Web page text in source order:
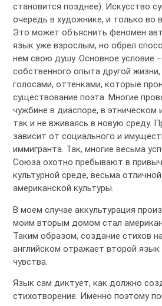
становится позднее). Искусство
очередь в художнике, и только во
Это может объяснить феномен
язык уже взрослым, но обрел
нем свою душу. Основное условие
собственного опыта другой жизни,
голосами, оттенками, которые
существование поэта. Многие
чужбине в диаспоре, в этническом
так и не вживаясь в новую среду.
зависит от социального и
иммигранта. Так, многие весьма
Союза охотно пребывают в
культурной среде, весьма
американской культуры.
В моем случае аккультурация
моим вторым домом стал
Таким образом, создание стихов
английском отражает второй язык
чувства.
Язык сам диктует, как должно
стихотворение. Именно поэтому